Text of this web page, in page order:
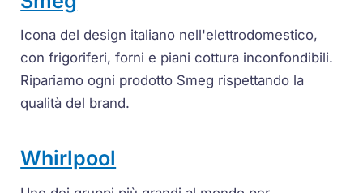
Icona del design italiano nell'elettrodomestico,
con frigoriferi, forni e piani cottura inconfondibili.
Ripariamo ogni prodotto Smeg rispettando la
qualità del brand.
Whirlpool